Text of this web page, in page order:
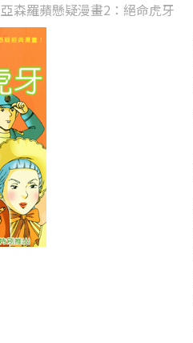
亞森羅蘋懸疑漫畫2：絕命虎牙